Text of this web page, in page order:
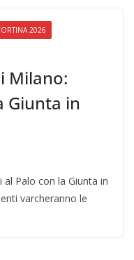
2026
Milano:
Giunta in
al Palo con la Giunta in
varcheranno le